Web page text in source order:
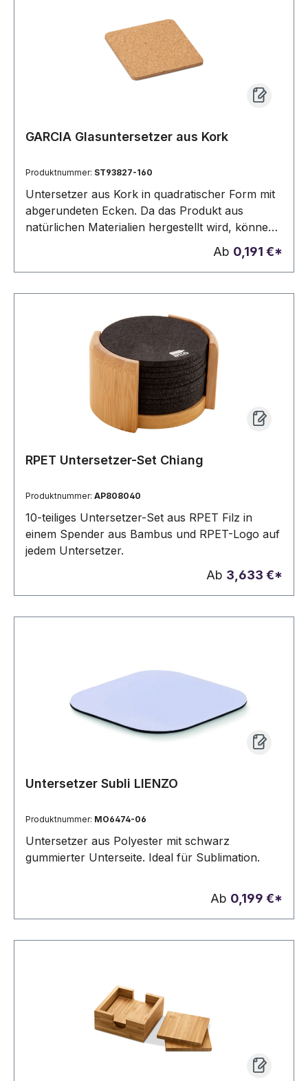
GARCIA Glasuntersetzer aus Kork
Produktnummer: ST93827-160
Untersetzer aus Kork in quadratischer Form mit
abgerundeten Ecken. Da das Produkt aus
natürlichen Materialien hergestellt wird, können
Farbe des Produkts sowie das Druckergebnis
von Produkt zu Produkt unterschiedlich sein.
100 x 100 x 5 mm
Ab 0,191 €*
RPET Untersetzer-Set Chiang
Produktnummer: AP808040
10-teiliges Untersetzer-Set aus RPET Filz in
einem Spender aus Bambus und RPET-Logo auf
jedem Untersetzer.
Ab 3,633 €*
Untersetzer Subli LIENZO
Produktnummer: MO6474-06
Untersetzer aus Polyester mit schwarz
gummierter Unterseite. Ideal für Sublimation.
Ab 0,199 €*